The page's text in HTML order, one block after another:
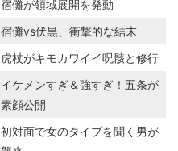
宿儺が領域展開を発動
宿儺vs伏黒、衝撃的な結末
虎杖がキモカワイイ呪骸と修行
イケメンすぎ＆強すぎ！五条が
素顔公開
初対面で女のタイプを聞く男が